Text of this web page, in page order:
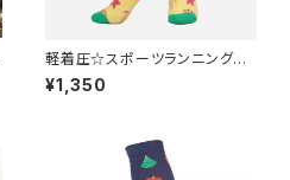
軽着圧☆スポーツランニングハ
イソックス Crab J15
¥1,350